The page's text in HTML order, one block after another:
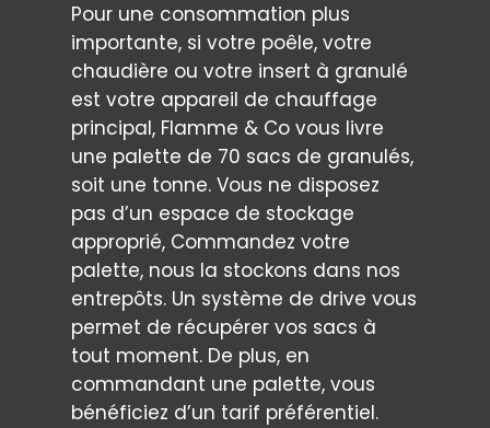
Pour une consommation plus
importante, si votre poêle, votre
chaudière ou votre insert à granulé
est votre appareil de chauffage
principal, Flamme & Co vous livre
une palette de 70 sacs de granulés,
soit une tonne. Vous ne disposez
pas d’un espace de stockage
approprié, Commandez votre
palette, nous la stockons dans nos
entrepôts. Un système de drive vous
permet de récupérer vos sacs à
tout moment. De plus, en
commandant une palette, vous
bénéficiez d’un tarif préférentiel.